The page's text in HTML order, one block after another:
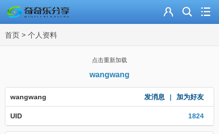
首页 > 个人资料
点击重新加载
wangwang
发消息 | 加为好友
wangwang
1824
UID
资源合集
站内导读
加入频道